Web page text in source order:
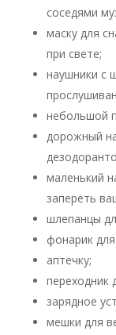
соседями
маску для
при свете;
наушники с
небольшой
дорожный
маленький
запереть
шлепанцы
фонарик
аптечку;
переходник
зарядное
мешки для